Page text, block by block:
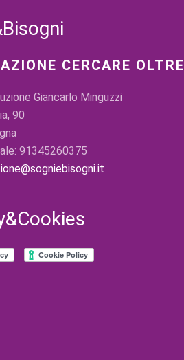
CERCARE OLTRE
Giancarlo Minguzzi
90
91345260375